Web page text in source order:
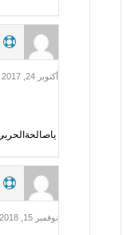
أكتوبر 24, 2017 at 3:58 م
نوفمبر 15, 2018 at 7:44 ص